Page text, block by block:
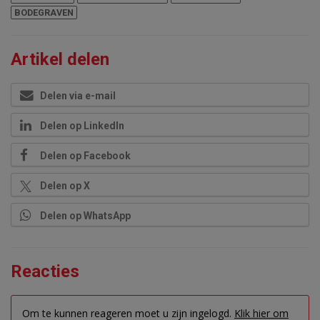
BODEGRAVEN
Artikel delen
Delen via e-mail
Delen op LinkedIn
Delen op Facebook
Delen op X
Delen op WhatsApp
Reacties
Om te kunnen reageren moet u zijn ingelogd. Klik hier om